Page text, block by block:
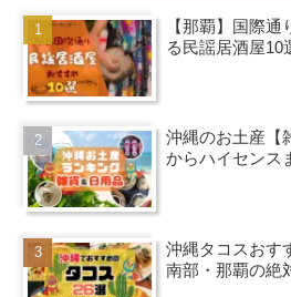
【那覇】国際
る民謡居酒屋10
沖縄のお土産【
からハイセンス
沖縄タコスおす
南部・那覇の絶